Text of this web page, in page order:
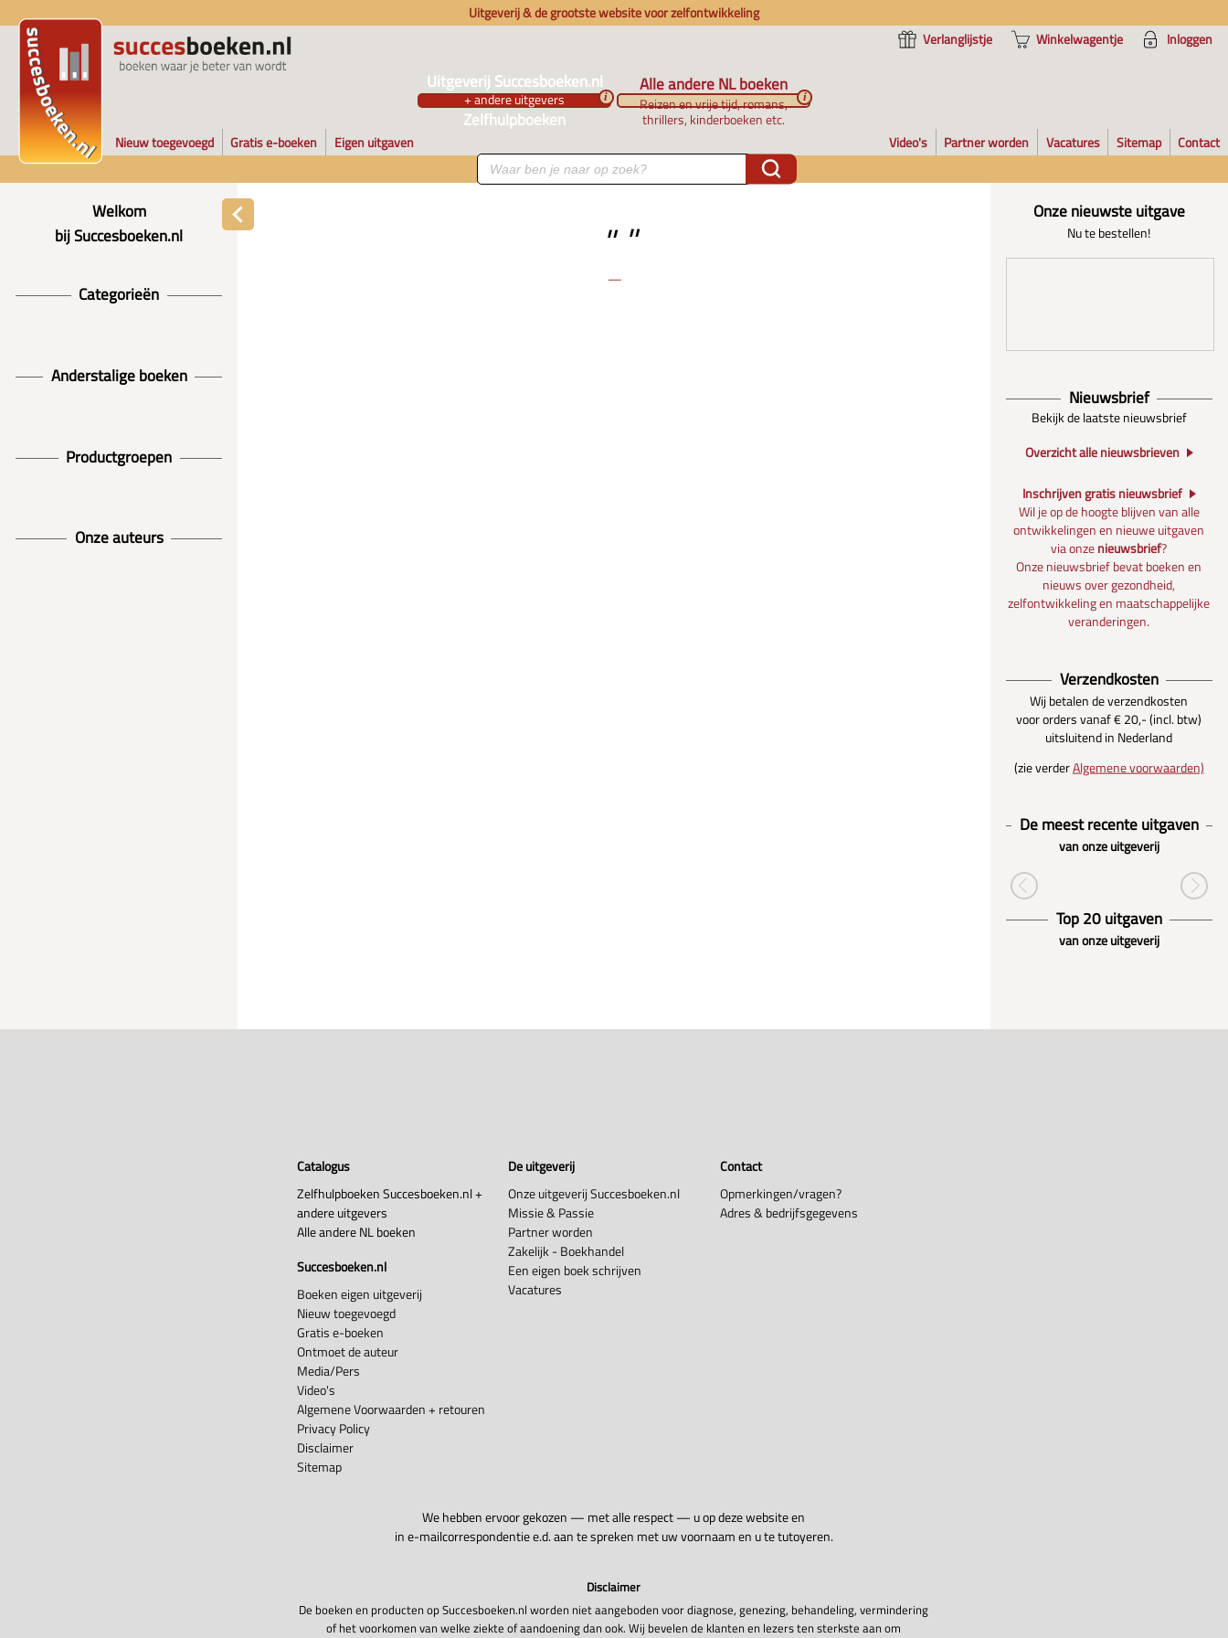
Uitgeverij & de grootste website voor zelfontwikkeling
Verlanglijstje
Winkelwagentje Inloggen
Uitgeverij Succesboeken.nl
+ andere uitgevers
Zelfhulpboeken
i
Alle andere NL boeken
Reizen en vrije tijd, romans,
thrillers, kinderboeken etc.
i
Nieuw toegevoegd Gratis e-boeken Eigen uitgaven Video's Partner worden Vacatures Sitemap Contact
Welkom
bij Succesboeken.nl
Categorieën
Anderstalige boeken
Productgroepen
Onze auteurs
Onze nieuwste uitgave
Nu te bestellen!
Nieuwsbrief
Bekijk de laatste nieuwsbrief
Overzicht alle nieuwsbrieven
Inschrijven gratis nieuwsbrief
Wil je op de hoogte blijven van alle
ontwikkelingen en nieuwe uitgaven
via onzenieuwsbrief?
Onze nieuwsbrief bevat boeken en
nieuws over gezondheid,
zelfontwikkeling en maatschappelijke
veranderingen.
Verzendkosten
Wij betalen de verzendkosten
voor orders vanaf € 20,- (incl. btw)
uitsluitend in Nederland
(zie verderAlgemene voorwaarden)
De meest recente uitgaven
van onze uitgeverij
Top 20 uitgaven
van onze uitgeverij
Catalogus
Zelfhulpboeken Succesboeken.nl +
andere uitgevers
Alle andere NL boeken
Succesboeken.nl
Boeken eigen uitgeverij
Nieuw toegevoegd
Gratis e-boeken
Ontmoet de auteur
Media/Pers
Video's
Algemene Voorwaarden + retouren
Privacy Policy
Disclaimer
Sitemap
De uitgeverij
Onze uitgeverij Succesboeken.nl
Missie & Passie
Partner worden
Zakelijk - Boekhandel
Een eigen boek schrijven
Vacatures
Contact
Opmerkingen/vragen?
Adres & bedrijfsgegevens
We hebben ervoor gekozen — met alle respect — u op deze website en
in e-mailcorrespondentie e.d. aan te spreken met uw voornaam en u te tutoyeren.
Disclaimer
De boeken en producten op Succesboeken.nl worden niet aangeboden voor diagnose, genezing, behandeling, vermindering
of het voorkomen van welke ziekte of aandoening dan ook. Wij bevelen de klanten en lezers ten sterkste aan om